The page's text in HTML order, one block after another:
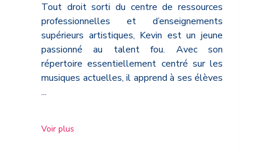
Tout droit sorti du centre de ressources
professionnelles et d’enseignements
supérieurs artistiques, Kevin est un jeune
passionné au talent fou. Avec son
répertoire essentiellement centré sur les
musiques actuelles, il apprend à ses élèves
...
Voir plus